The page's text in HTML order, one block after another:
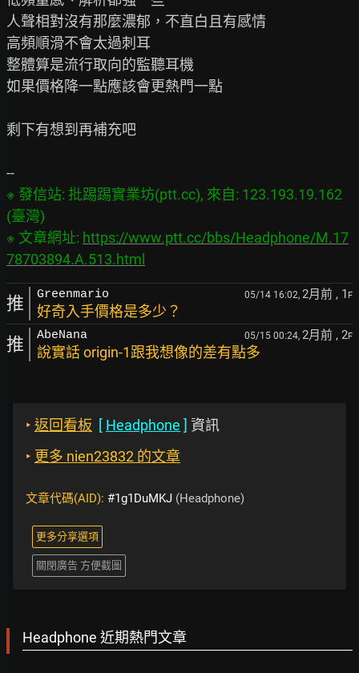
人聲相對沒有那麼濃郁，不直白且有感情
高頻順滑不會太過刺耳
整體算是流行取向的監聽耳機
如果價格降一點應該會更熱門一點
剩下有想到再補充吧
※ 發信站: 批踢踢實業坊(ptt.cc), 來自: 123.193.19.162
(臺灣)
※ 文章網址: https://www.ptt.cc/bbs/Headphone/M.17
78703894.A.513.html
推 Greenmario 05/14 16:02, 2月前 , 1 F
好奇入手價格是多少？
推 AbeNana 05/15 00:24, 2月前 , 2F
說實話 origin-1跟我想像的差有點多
‣ 返回看板 [ Headphone ] 資訊
‣ 更多 nien23832 的文章
文章代碼(AID): #1g1DuMKJ (Headphone)
更多分享選項
關閉廣告 方便截圖
Headphone 近期熱門文章